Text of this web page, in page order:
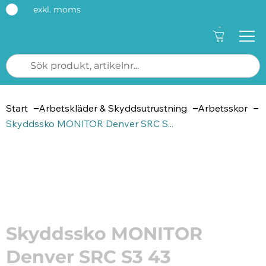
exkl. moms
-
Start Arbetskläder & Skyddsutrustning
Arbetsskor
Skyddssko MONITOR Denver SRC S...
Skyddssko MONITOR
Denver SRC S3 43